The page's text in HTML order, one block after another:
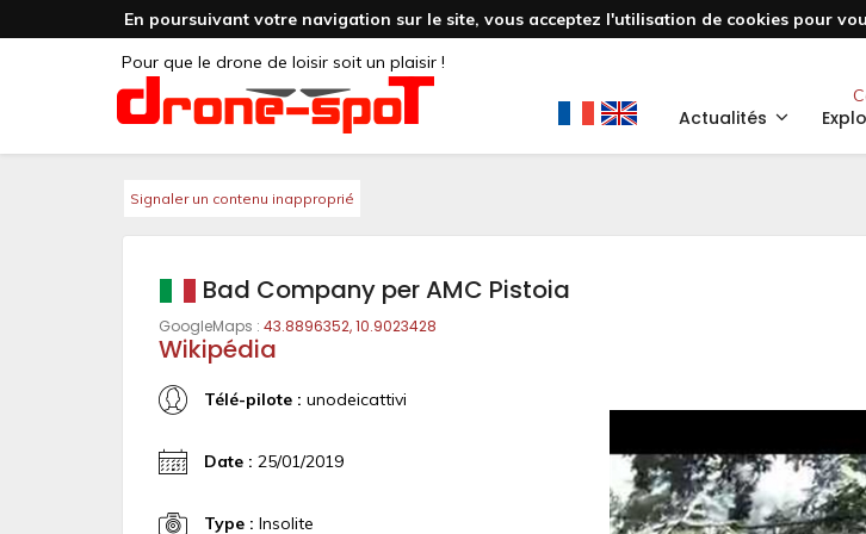
En poursuivant votre navigation sur le site, vous acceptez l'utilisation de cookies pour
Pour que le drone de loisir soit un plaisir !
Actualités
Signaler un contenu inapproprié
Bad Company per AMC Pistoia
GoogleMaps : 43.8896352, 10.9023428
Wikipédia
Télé-pilote : unodeicattivi
Date : 25/01/2019
Type : Insolite